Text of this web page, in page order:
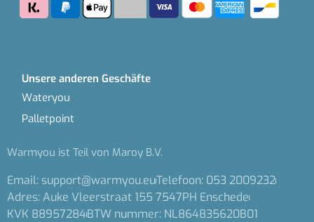
Unsere anderen Geschäfte
Wateryou
Palletpoint
Warmyou ist Teil von Maroy B.V.
Email: support@warmyou.euTelefoon: 053 2009232
Adres: Auke Vleerstraat 155 7547PH Enschede
KVK 88957284BTW nummer: NL864835620B01